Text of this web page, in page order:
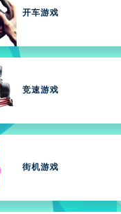
开车游戏
竞速游戏
街机游戏